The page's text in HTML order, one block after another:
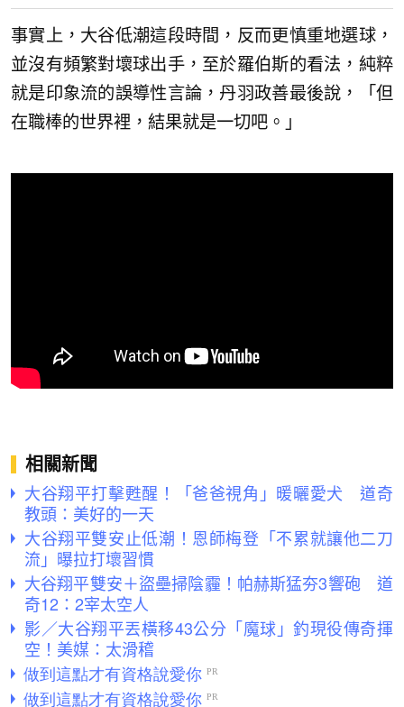
事實上，大谷低潮這段時間，反而更慎重地選球，
並沒有頻繁對壞球出手，至於羅伯斯的看法，純粹
就是印象流的誤導性言論，丹羽政善最後說，「但
在職棒的世界裡，結果就是一切吧。」
相關新聞
大谷翔平打擊甦醒！「爸爸視角」暖曬愛犬 道奇
教頭：美好的一天
大谷翔平雙安止低潮！恩師梅登「不累就讓他二刀
流」曝拉打壞習慣
大谷翔平雙安＋盜壘掃陰霾！帕赫斯猛夯3響砲 道
奇12：2宰太空人
影／大谷翔平丟橫移43公分「魔球」釣現役傳奇揮
空！美媒：太滑稽